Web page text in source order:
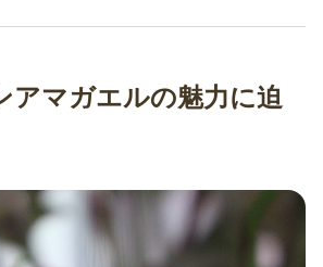
アマガエルの魅力に迫